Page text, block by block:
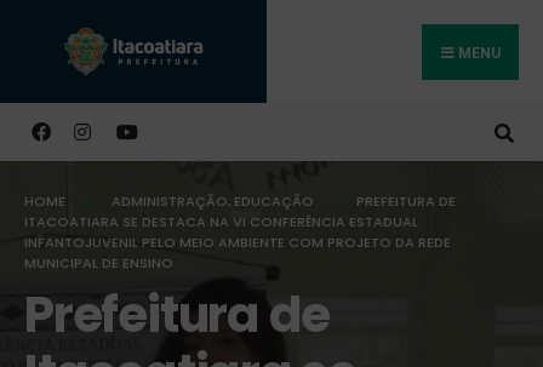
MENU
HOME ADMINISTRAÇÃO, EDUCAÇÃO
PREFEITURA DE
ITACOATIARA SE DESTACA NA VI CONFERÊNCIA ESTADUAL
INFANTOJUVENIL PELO MEIO AMBIENTE COM PROJETO DA REDE
MUNICIPAL DE ENSINO
Prefeitura de
Buscar